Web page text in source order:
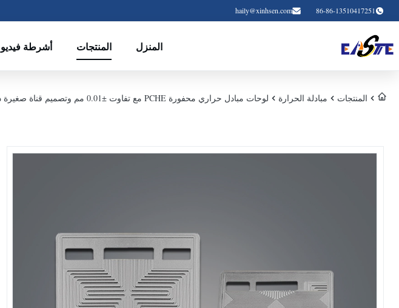
86-86-13510417251
haily@xinhsen.com
المنزل المنتجات أشرطة فيديو
المنتجات مبادلة الحرارة لوحات مبادل حراري محفورة PCHE مع تفاوت ±0.01 مم وتصميم قناة صغيرة ذات كفاءة حرارية عالية لأنظمة الهيدروجين عالية الضغط